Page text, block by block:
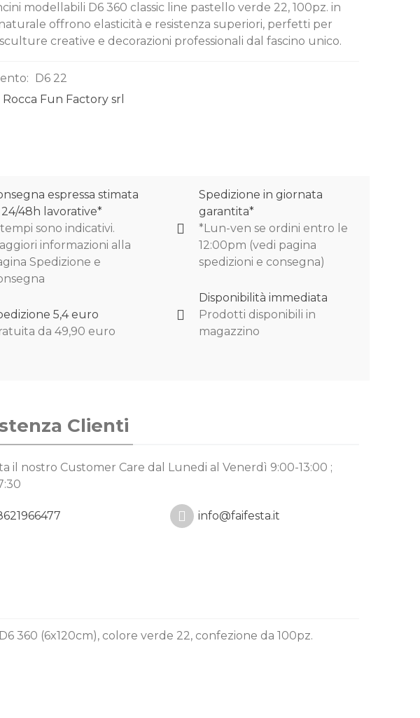
modellabili D6 360 classic line pastello verde 22, 100pz. in
offrono elasticità e resistenza superiori, perfetti per
creative e decorazioni professionali dal fascino unico.
D6 22
Rocca Fun Factory srl
espressa stimata
48h lavorative*
sono indicativi.
informazioni alla
Spedizione e
5,4 euro
da 49,90 euro
Spedizione in giornata
garantita*
*Lun-ven se ordini entro le
12:00pm (vedi pagina
spedizioni e consegna)
Disponibilità immediata
Prodotti disponibili in
magazzino
Clienti
il nostro Customer Care dal Lunedi al Venerdì 9:00-13:00 ;
info@faifesta.it
360 (6x120cm), colore verde 22, confezione da 100pz.